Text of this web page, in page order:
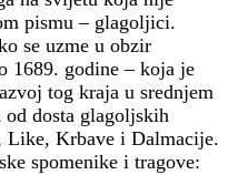
pismu – glagoljici.
se uzme u obzir
1689. godine – koja je
tog kraja u srednjem
dosta glagoljskih
Like, Krbave i Dalmacije.
spomenike i tragove: